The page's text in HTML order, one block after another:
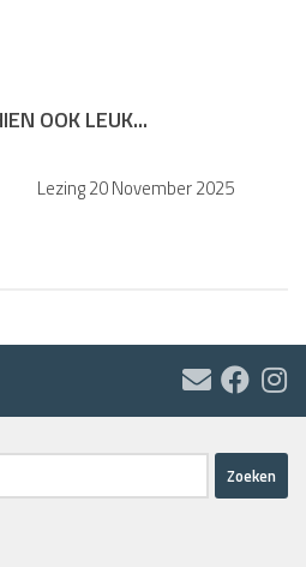
OOK LEUK...
Lezing 20 November 2025